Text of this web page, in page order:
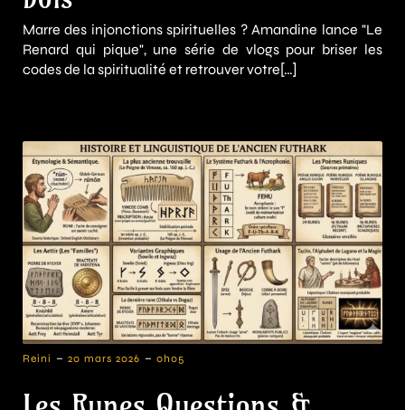
Marre des injonctions spirituelles ? Amandine lance "Le
Renard qui pique", une série de vlogs pour briser les
codes de la spiritualité et retrouver votre[…]
Reini - 20 mars 2026 - 0h05